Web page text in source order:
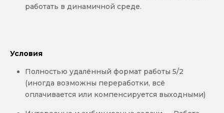
работать в динамичной среде.
Условия
Полностью удалённый формат работы 5/2
(иногда возможны переработки, всё
оплачивается или компенсируется выходными)